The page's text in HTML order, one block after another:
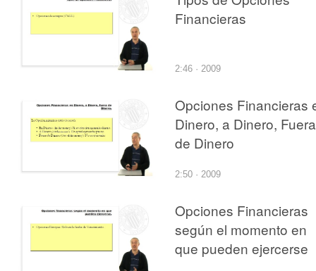
Financieras
2:46 · 2009
Opciones Financieras
Dinero, a Dinero, Fuera
de Dinero
2:50 · 2009
Opciones Financieras
según el momento en
que pueden ejercerse